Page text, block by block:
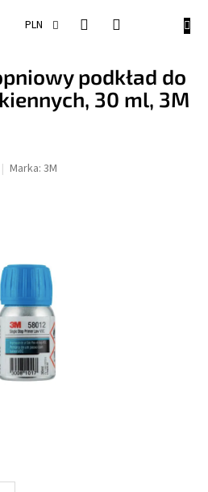
PLN
podkład do
30 ml, 3M
Marka: 3M